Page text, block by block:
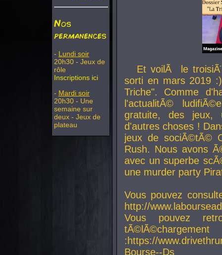
Nos
permanences
- Lundi soir
20h30 - Jeux de
rôle
Inscriptions ici
- Mardi soir
20h30 - Une
semaine sur
deux - Jeux de
plateau
Et voilÃ le
sorti en mars 2019
Triche". Comme
l'actualitÃ©
gratuite, des jeux,
d'autres choses !
jeux de sociÃ©tÃ©
Rush. Nous avons
avec un superbe
une murder party
Vous pouvez
http://
Vous pouvez
:https://
Bourse--Ds